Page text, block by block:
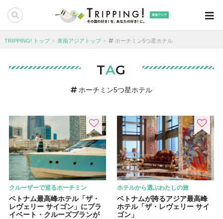
東南アジア
TRIPPING! トップ 東南アジアトップ ホーチミン5つ星ホテル
TAG
ホーチミン5つ星ホテル
クルーザーで巡るホーチミン
ベトナム最高峰ホテル「ザ・
レヴェリー サイゴン」にプラ
イベート・クルーズプランが
ホテルから選ぶわたしの旅
ベトナムが誇るアジア最高峰
ホテル「ザ・レヴェリー サイ
ゴン」